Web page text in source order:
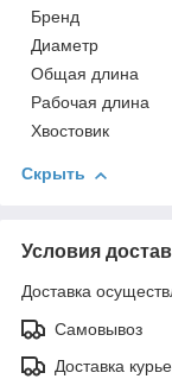
Бренд
Диаметр
Общая длина
Рабочая длина
Хвостовик
Скрыть
Условия
Доставка
Самовывоз
Доставка